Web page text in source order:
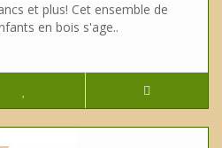
et plus! Cet ensemble de
en bois s'age..